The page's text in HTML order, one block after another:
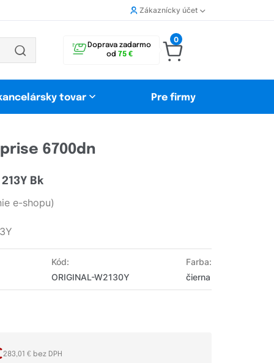
Zákaznícky účet
Doprava zadarmo
od 75 €
0
tovar Pre firmy
6700dn
Bk
e-shopu)
Kód:
ORIGINAL-W2130Y
Farba:
čierna
283,01 € bez DPH